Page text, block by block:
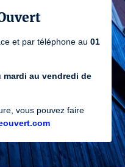
et par téléphone au 01
mardi au vendredi de
vous pouvez faire